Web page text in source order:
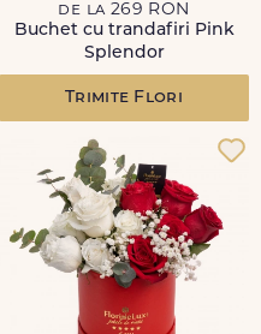
de la 269 RON
Buchet cu trandafiri Pink
Splendor
Trimite Flori